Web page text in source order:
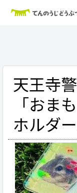
天王寺
「おま
ホルダ